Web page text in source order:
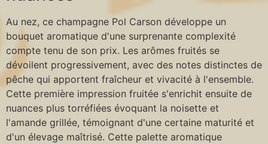
Au nez, ce champagne Pol Carson développe un
bouquet aromatique d'une surprenante complexité
compte tenu de son prix. Les arômes fruités se
dévoilent progressivement, avec des notes distinctes de
pêche qui apportent fraîcheur et vivacité à l'ensemble.
Cette première impression fruitée s'enrichit ensuite de
nuances plus torréfiées évoquant la noisette et
l'amande grillée, témoignant d'une certaine maturité et
d'un élevage maîtrisé. Cette palette aromatique